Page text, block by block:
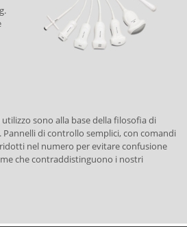
utilizzo sono alla base della filosofia di
Pannelli di controllo semplici, con comandi
nel numero per evitare confusione
che contraddistinguono i nostri